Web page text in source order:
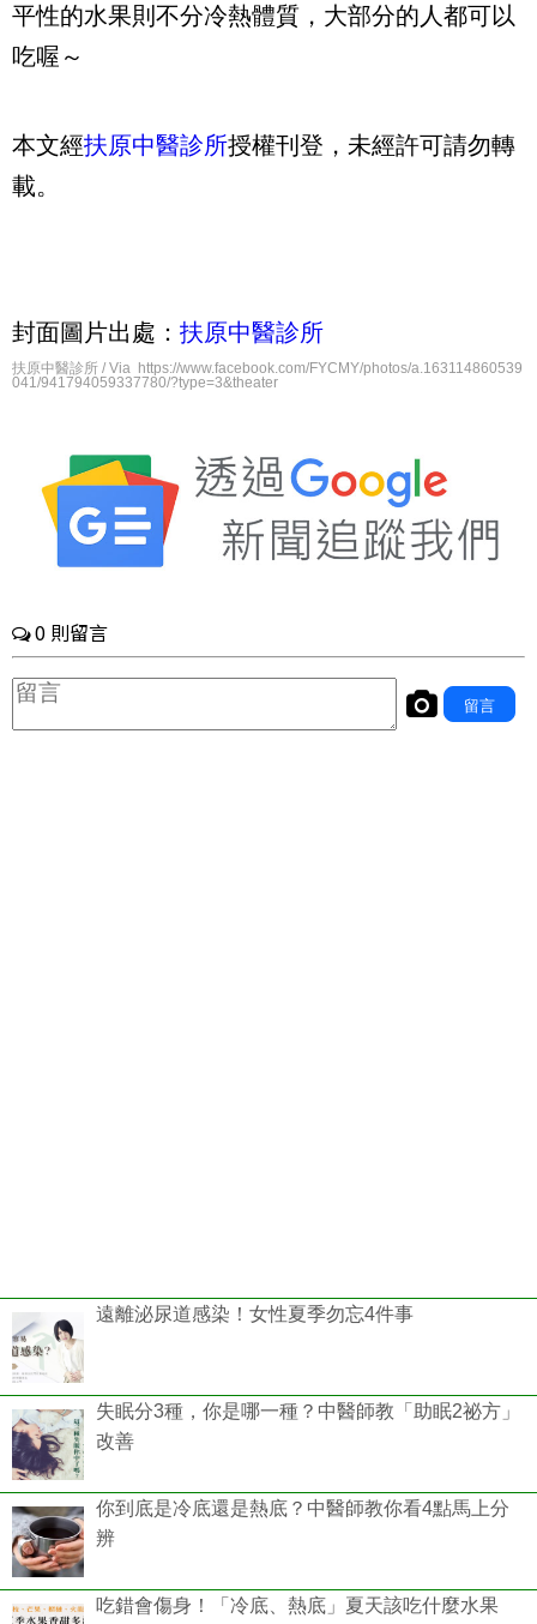
平性的水果則不分冷熱體質，大部分的人都可以
吃喔～
本文經扶原中醫診所授權刊登，未經許可請勿轉
載。
封面圖片出處： 扶原中醫診所
扶原中醫診所 / Via https://www.facebook.com/FYCMY/photos/a.163114860539
041/941794059337780/?type=3&theater
遠離泌尿道感染！女性夏季勿忘4件事
失眠分3種，你是哪一種？中醫師教「助眠2祕方」
改善
你到底是冷底還是熱底？中醫師教你看4點馬上分
辨
吃錯會傷身！「冷底、熱底」夏天該吃什麼水果